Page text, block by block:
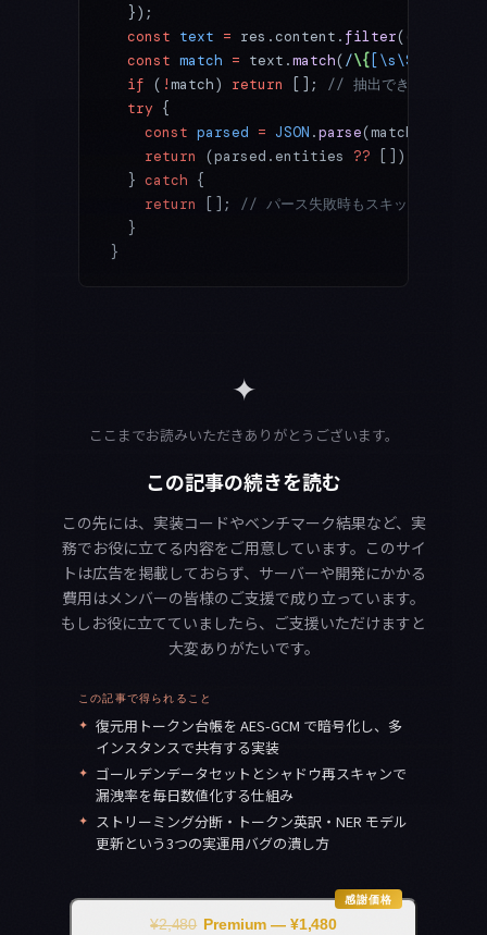
  });
  const
text = res.content. filter((
  const
match = text.match(/\{ [\s\S]
  if
( !match) return []; // 抽出できなければ空
  try
{
    const
parsed = JSON .parse(match[
    return
(parsed.entities ?? []).
  }
catch {
    return
[]; // パース失敗時もスキップ。漏れは
  }
}
✦
ここまでお読みいただきありがとうございます。
この記事の続きを読む
この先には、実装コードやベンチマーク結果など、実
務でお役に立てる内容をご用意しています。このサイ
トは広告を掲載しておらず、サーバーや開発にかかる
費用はメンバーの皆様のご支援で成り立っています。
もしお役に立てていましたら、ご支援いただけますと
大変ありがたいです。
この記事で得られること
✦ 復元用トークン台帳を AES-GCM で暗号化し、多
インスタンスで共有する実装
✦ ゴールデンデータセットとシャドウ再スキャンで
漏洩率を毎日数値化する仕組み
✦ ストリーミング分断・トークン英訳・NER モデル
更新という3つの実運用バグの潰し方
感謝価格
¥2,480 Premium — ¥1,480